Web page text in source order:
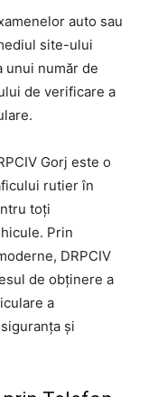
auto sau
site-ului
unui număr de
de verificare a
Gorj este o
rutier în
toți
Prin
DRPCIV
de obținere a
a
și